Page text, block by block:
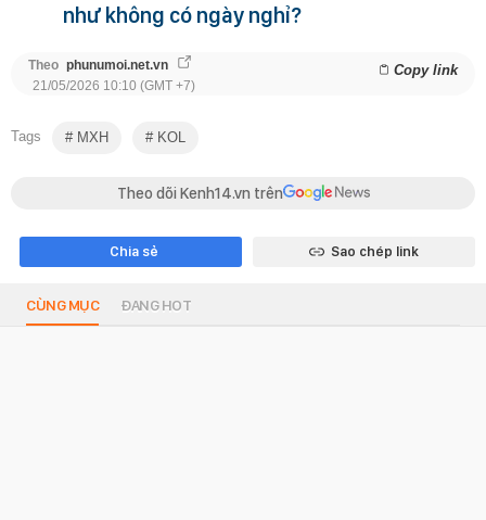
như không có ngày nghỉ?
Theo phunumoi.net.vn Copy link
21/05/2026 10:10 (GMT +7)
Tags MXH KOL
Theo dõi Kenh14.vn trên
Chia sẻ Sao chép link
CÙNG MỤC ĐANG HOT